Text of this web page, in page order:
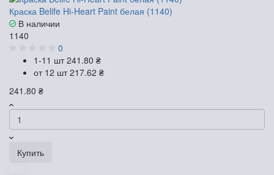
Краска Belife Hi-Heart Paint белая (1140)
В наличии
1140
0
1-11 шт241.80 ₴
от 12 шт217.62 ₴
241.80 ₴
Купить